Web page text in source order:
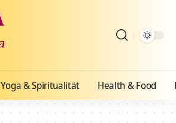
Yoga & Spiritualität Health & Food